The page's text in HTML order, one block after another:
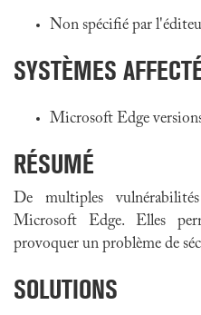
Non spécifié par
SYSTÈMES
Microsoft Edge
RÉSUMÉ
De multiples
Microsoft Edge. Elles
provoquer un problème de
SOLUTIONS